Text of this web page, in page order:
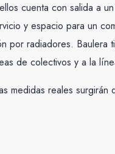
cuenta con salida a
y espacio para un
radiadores.
de colectivos y a la
medidas reales